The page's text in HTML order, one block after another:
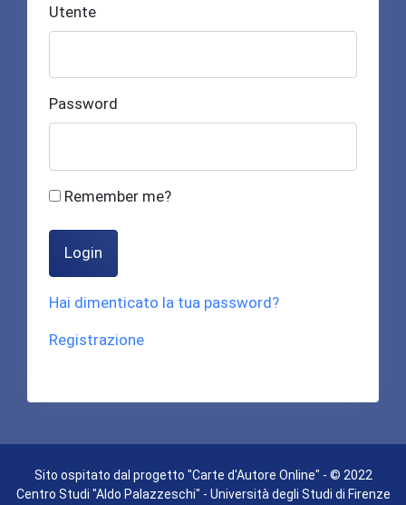
Utente
Password
Remember me?
Login
Hai dimenticato la tua password?
Registrazione
Sito ospitato dal progetto "Carte d'Autore Online" - © 2022
Centro Studi "Aldo Palazzeschi" - Università degli Studi di Firenze